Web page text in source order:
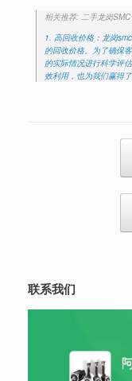
相关推荐: 二手龙岗
1. 高回收价格：龙岗
的回收价格。为了确保
的实际情况进行科学评
效利用，也为我们赢得
联系我们